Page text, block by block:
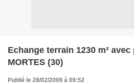
Echange terrain 1230 m²
MORTES (30)
Publié le 28/02/2009 à 09:52